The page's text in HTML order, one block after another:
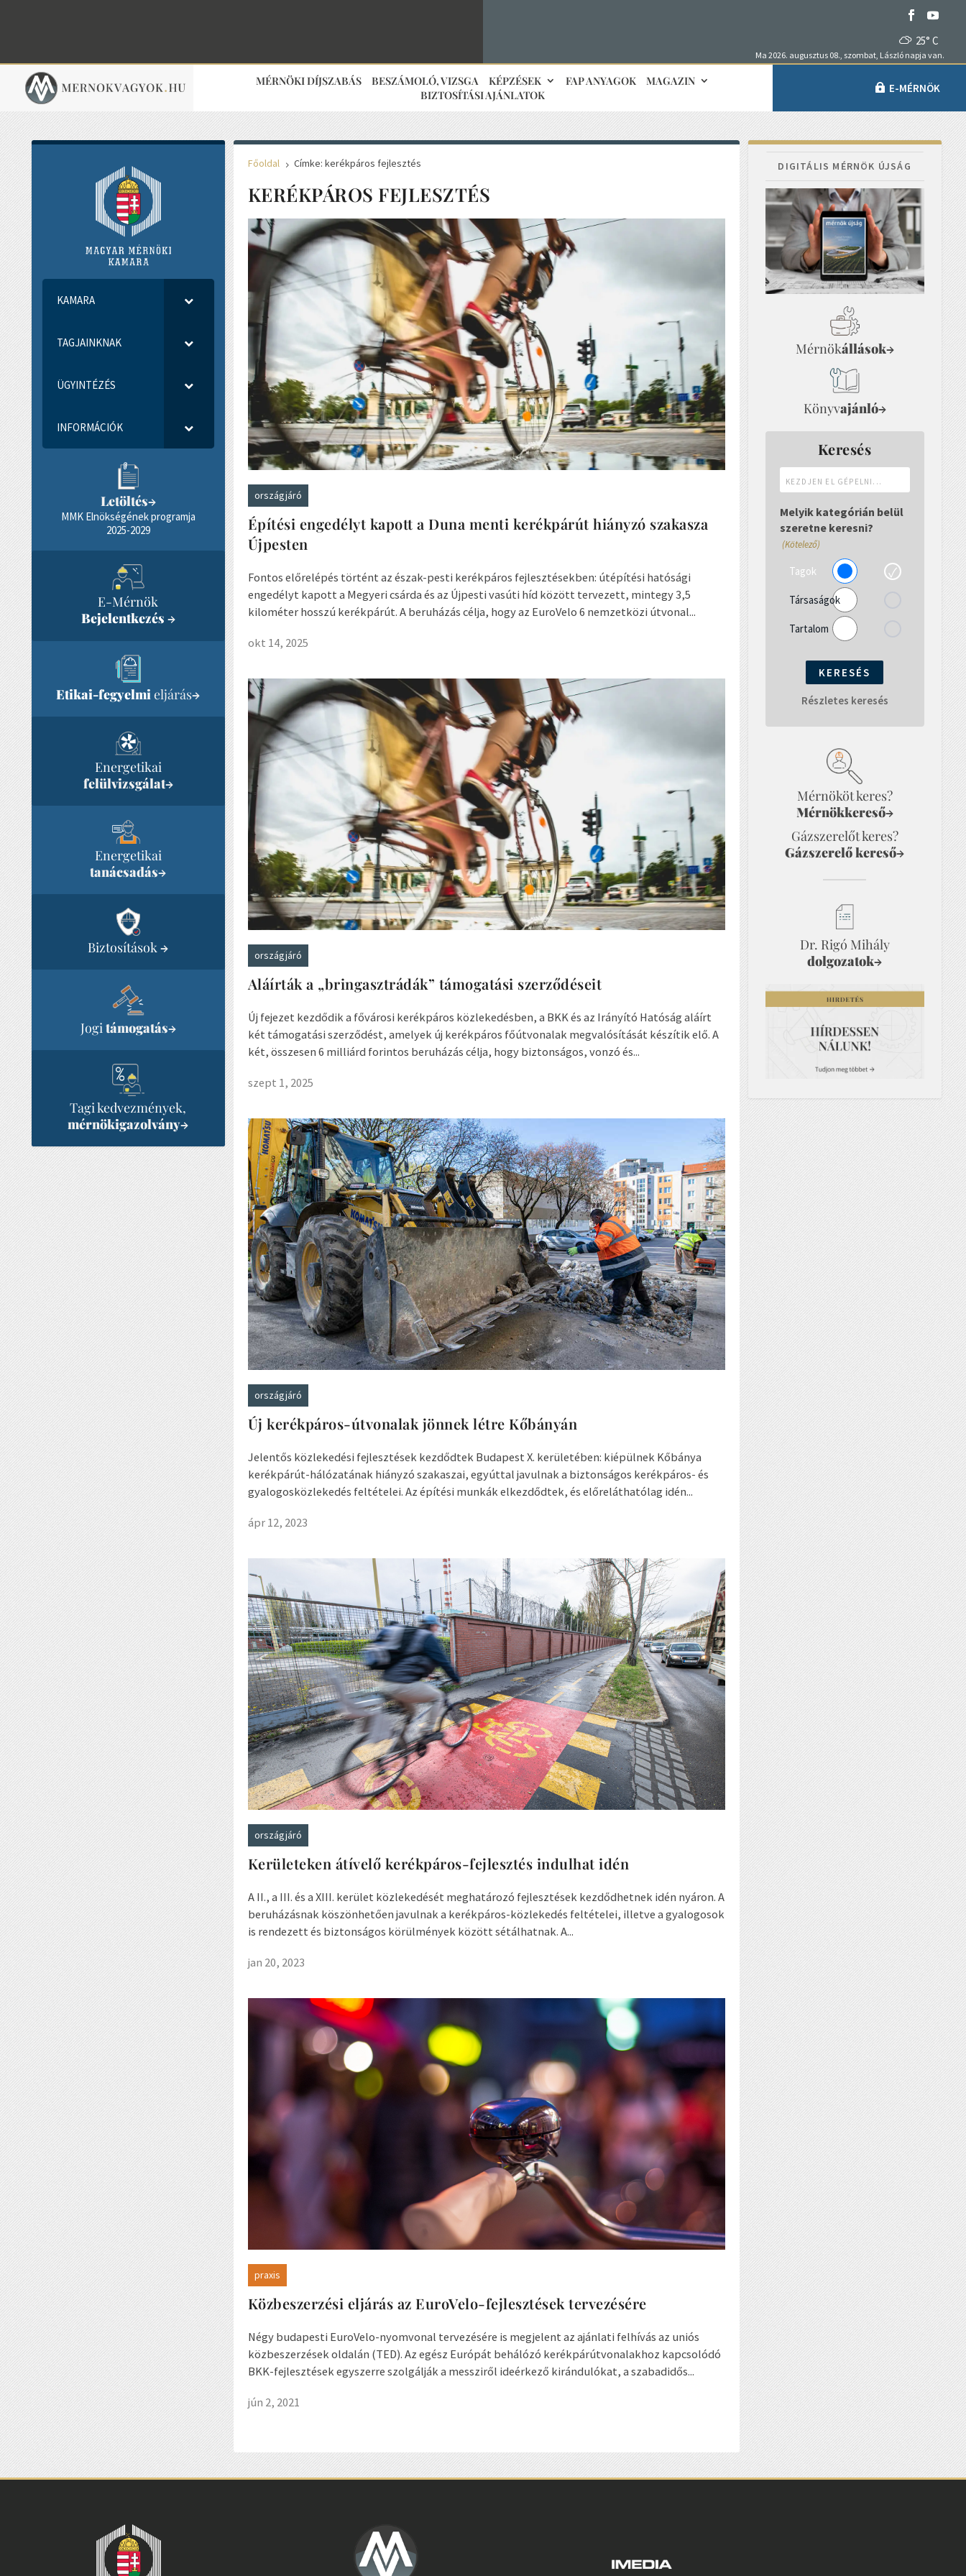
25° C
Ma 2026. augusztus 08., szombat, László napja van.
MÉRNÖKI DÍJSZABÁS BESZÁMOLÓ, VIZSGA KÉPZÉSEK FAP ANYAGOK
MAGAZIN
BIZTOSÍTÁSI AJÁNLATOK
E-MÉRNÖK
KAMARA
TAGJAINKNAK
ÜGYINTÉZÉS
INFORMÁCIÓK
Letöltés→
MMK Elnökségének programja
2025-2029
E-Mérnök
Bejelentkezés →
Etikai-fegyelmieljárás→
Energetikai
felülvizsgálat→
Energetikai
tanácsadás→
Biztosítások→
Jogi támogatás→
Tagi kedvezmények,
mérnökigazolvány→
Főoldal 5 Címke: kerékpáros fejlesztés
KERÉKPÁROS FEJLESZTÉS
országjáró
Építési engedélyt kapott a Duna menti kerékpárút hiányzó szakasza
Újpesten
Fontos előrelépés történt az észak-pesti kerékpáros fejlesztésekben: útépítési hatósági
engedélyt kapott a Megyeri csárda és az Újpesti vasúti híd között tervezett, mintegy 3,5
kilométer hosszú kerékpárút. A beruházás célja, hogy az EuroVelo 6 nemzetközi útvonal...
okt 14, 2025
országjáró
Aláírták a „bringasztrádák” támogatási szerződéseit
Új fejezet kezdődik a fővárosi kerékpáros közlekedésben, a BKK és az Irányító Hatóság aláírt
két támogatási szerződést, amelyek új kerékpáros főútvonalak megvalósítását készítik elő. A
két, összesen 6 milliárd forintos beruházás célja, hogy biztonságos, vonzó és...
szept 1, 2025
országjáró
Új kerékpáros-útvonalak jönnek létre Kőbányán
Jelentős közlekedési fejlesztések kezdődtek Budapest X. kerületében: kiépülnek Kőbánya
kerékpárút-hálózatának hiányzó szakaszai, egyúttal javulnak a biztonságos kerékpáros- és
gyalogosközlekedés feltételei. Az építési munkák elkezdődtek, és előreláthatólag idén...
ápr 12, 2023
országjáró
Kerületeken átívelő kerékpáros-fejlesztés indulhat idén
A II., a III. és a XIII. kerület közlekedését meghatározó fejlesztések kezdődhetnek idén nyáron. A
beruházásnak köszönhetően javulnak a kerékpáros-közlekedés feltételei, illetve a gyalogosok
is rendezett és biztonságos körülmények között sétálhatnak. A...
jan 20, 2023
praxis
Közbeszerzési eljárás az EuroVelo-fejlesztések tervezésére
Négy budapesti EuroVelo-nyomvonal tervezésére is megjelent az ajánlati felhívás az uniós
közbeszerzések oldalán (TED). Az egész Európát behálózó kerékpárútvonalakhoz kapcsolódó
BKK-fejlesztések egyszerre szolgálják a messziről ideérkező kirándulókat, a szabadidős...
jún 2, 2021
DIGITÁLIS MÉRNÖK ÚJSÁG
Mérnökállások→
Könyvajánló→
Keresés
el
gépelni...
Melyik kategórián belül
szeretne keresni?
(Kötelező)
Tagok
Társaságok
Tartalom
Részletes keresés
Mérnököt keres?
Mérnökkereső→
Gázszerelőt keres?
Gázszerelő kereső→
Dr. Rigó Mihály
dolgozatok→